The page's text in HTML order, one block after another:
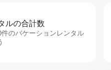
ル⁠の合⁠計⁠数
のバケーションレンタル